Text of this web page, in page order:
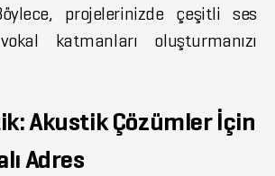
projelerinizde çeşitli ses
katmanları oluşturmanızı
Akustik Çözümler İçin
Adres